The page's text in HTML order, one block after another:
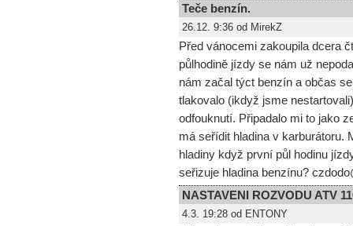
Teče benzín.
26.12. 9:36 od MirekZ
Před vánocemi zakoupila dcera
půlhodině jízdy se nám už
nám začal týct benzín a občas
tlakovalo (ikdyž jsme
odfouknutí. Připadalo mi to jako
má seřídit hladina v karburátoru.
hladiny když první půl hodinu
seřizuje hladina benzínu?
NASTAVENI ROZVODU ATV
4.3. 19:28 od ENTONY